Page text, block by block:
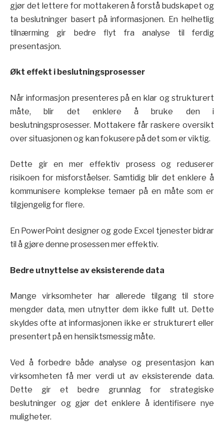
gjør det lettere for mottakeren å forstå budskapet og
ta beslutninger basert på informasjonen. En helhetlig
tilnærming gir bedre flyt fra analyse til ferdig
presentasjon.
Økt effekt i beslutningsprosesser
Når informasjon presenteres på en klar og strukturert
måte, blir det enklere å bruke den i
beslutningsprosesser. Mottakere får raskere oversikt
over situasjonen og kan fokusere på det som er viktig.
Dette gir en mer effektiv prosess og reduserer
risikoen for misforståelser. Samtidig blir det enklere å
kommunisere komplekse temaer på en måte som er
tilgjengelig for flere.
En PowerPoint designer og gode Excel tjenester bidrar
til å gjøre denne prosessen mer effektiv.
Bedre utnyttelse av eksisterende data
Mange virksomheter har allerede tilgang til store
mengder data, men utnytter dem ikke fullt ut. Dette
skyldes ofte at informasjonen ikke er strukturert eller
presentert på en hensiktsmessig måte.
Ved å forbedre både analyse og presentasjon kan
virksomheten få mer verdi ut av eksisterende data.
Dette gir et bedre grunnlag for strategiske
beslutninger og gjør det enklere å identifisere nye
muligheter.